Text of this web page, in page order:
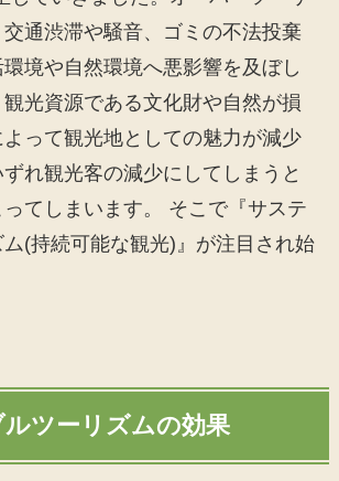
通渋滞や騒音、ゴミの不法投棄
境や自然環境へ悪影響を及ぼし
光資源である文化財や自然が損
って観光地としての魅力が減少
れ観光客の減少にしてしまうと
てしまいます。 そこで『サステ
(持続可能な観光)』が注目され始
ツーリズムの効果